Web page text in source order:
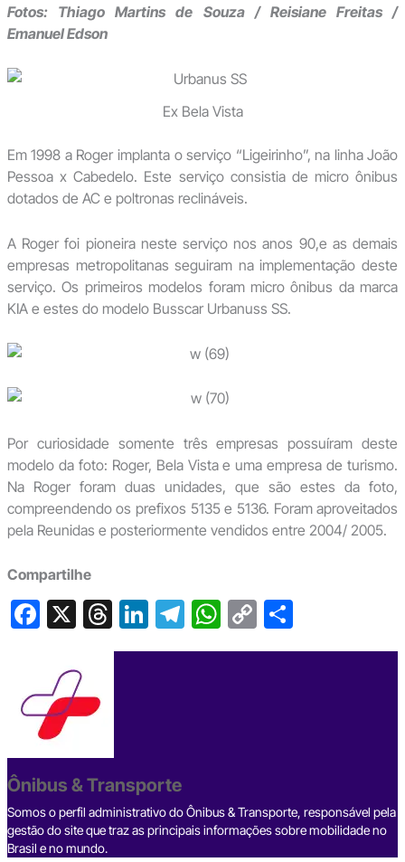
Fotos: Thiago Martins de Souza / Reisiane Freitas /
Emanuel Edson
Ex Bela Vista
Em 1998 a Roger implanta o serviço “Ligeirinho”, na linha João
Pessoa x Cabedelo. Este serviço consistia de micro ônibus
dotados de AC e poltronas reclináveis.
A Roger foi pioneira neste serviço nos anos 90,e as demais
empresas metropolitanas seguiram na implementação deste
serviço. Os primeiros modelos foram micro ônibus da marca
KIA e estes do modelo Busscar Urbanuss SS.
Por curiosidade somente três empresas possuíram deste
modelo da foto: Roger, Bela Vista e uma empresa de turismo.
Na Roger foram duas unidades, que são estes da foto,
compreendendo os prefixos 5135 e 5136. Foram aproveitados
pela Reunidas e posteriormente vendidos entre 2004/ 2005.
Compartilhe
F
e
b
o
o
k
X T
hr
s
Li
n
T
el
W
h
C
o
S
h
Ônibus & Transporte
Somos o perfil administrativo do Ônibus & Transporte, responsável pela
gestão do site que traz as principais informações sobre mobilidade no
Brasil e no mundo.